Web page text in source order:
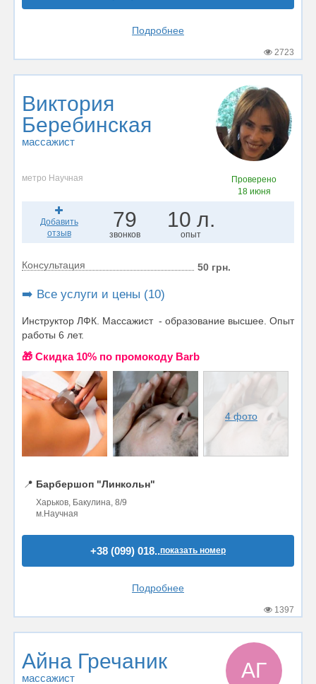
Подробнее
2723
Виктория
Беребинская
массажист
метро Научная
Проверено
18 июня
Добавить
отзыв
79
звонков
10 л.
опыт
Консультация 50 грн.
➡️ Все услуги и цены (10)
Инструктор ЛФК. Массажист - образование высшее. Опыт
работы 6 лет.
🎁 Cкидка 10% по промокоду Barb
4 фото
📍 Барбершоп "Линкольн"
Харьков, Бакулина, 8/9
м.Научная
+38 (099) 018..показать номер
Подробнее
1397
Айна Гречаник
массажист АГ